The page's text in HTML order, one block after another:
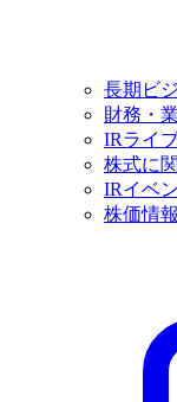
長期ビ
財務・
IRライ
株式に
IRイベ
株価情報